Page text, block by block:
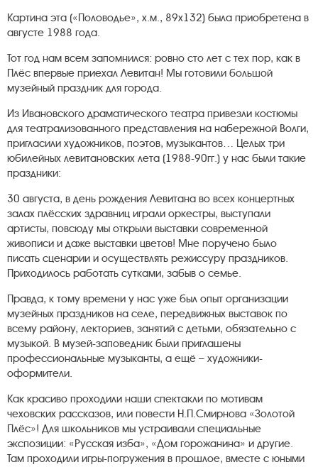
Картина эта («Половодье», х.м., 89х132) была приобретена в
августе 1988 года.
Тот год нам всем запомнился: ровно сто лет с тех пор, как в
Плёс впервые приехал Левитан! Мы готовили большой
музейный праздник для города.
Из Ивановского драматического театра привезли костюмы
для театрализованного представления на набережной Волги,
пригласили художников, поэтов, музыкантов… Целых три
юбилейных левитановских лета (1988-90гг.) у нас были такие
праздники:
30 августа, в день рождения Левитана во всех концертных
залах плёсских здравниц играли оркестры, выступали
артисты, повсюду мы открыли выставки современной
живописи и даже выставки цветов! Мне поручено было
писать сценарии и осуществлять режиссуру праздников.
Приходилось работать сутками, забыв о семье.
Правда, к тому времени у нас уже был опыт организации
музейных праздников на селе, передвижных выставок по
всему району, лекториев, занятий с детьми, обязательно с
музыкой. В музей-заповедник были приглашены
профессиональные музыканты, а ещё – художники-
оформители.
Как красиво проходили наши спектакли по мотивам
чеховских рассказов, или повести Н.П.Смирнова «Золотой
Плёс»! Для школьников мы устраивали специальные
экспозиции: «Русская изба», «Дом горожанина» и другие.
Там проходили игры-погружения в прошлое, вместе с юными